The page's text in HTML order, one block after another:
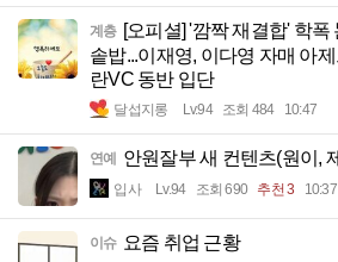
계층 [오피셜] '깜짝 재결합' 학폭
솥밥...이재영, 이다영 자매 아
란VC 동반 입단
달섭지롱 Lv.94 조회 484 10:47
연예 안원잘부 새 컨텐츠(원이,
입사 Lv.94 조회 690 추천 3 10:37
이슈 요즘 취업 근황